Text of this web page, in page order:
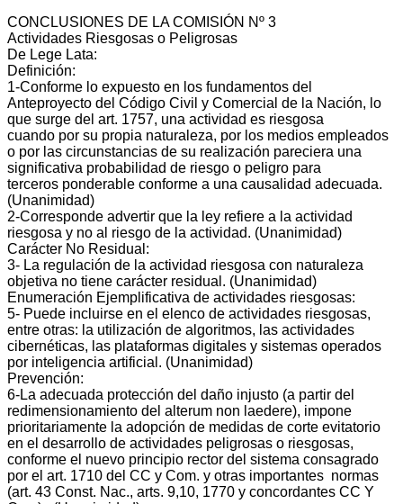
CONCLUSIONES DE LA COMISIÓN Nº 3
Actividades Riesgosas o Peligrosas
De Lege Lata:
Definición:
1‐Conforme lo expuesto en los fundamentos del
Anteproyecto del Código Civil y Comercial de la Nación, lo
que surge del art. 1757, una actividad es riesgosa
cuando por su propia naturaleza, por los medios empleados
o por las circunstancias de su realización pareciera una
significativa probabilidad de riesgo o peligro para
terceros ponderable conforme a una causalidad adecuada.
(Unanimidad)
2‐Corresponde advertir que la ley refiere a la actividad
riesgosa y no al riesgo de la actividad. (Unanimidad)
Carácter No Residual:
3‐ La regulación de la actividad riesgosa con naturaleza
objetiva no tiene carácter residual. (Unanimidad)
Enumeración Ejemplificativa de actividades riesgosas:
5‐ Puede incluirse en el elenco de actividades riesgosas,
entre otras: la utilización de algoritmos, las actividades
cibernéticas, las plataformas digitales y sistemas operados
por inteligencia artificial. (Unanimidad)
Prevención:
6‐La adecuada protección del daño injusto (a partir del
redimensionamiento del alterum non laedere), impone
prioritariamente la adopción de medidas de corte evitatorio
en el desarrollo de actividades peligrosas o riesgosas,
conforme el nuevo principio rector del sistema consagrado
por el art. 1710 del CC y Com. y otras importantes normas
(art. 43 Const. Nac., arts. 9,10, 1770 y concordantes CC Y